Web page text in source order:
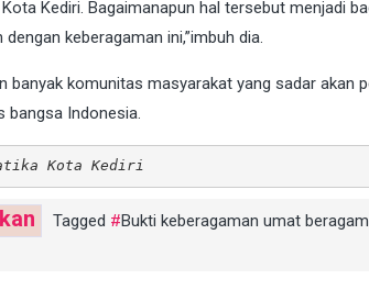
Kediri. Bagaimanapun hal tersebut menjadi
keberagaman ini,”imbuh dia.
banyak komunitas masyarakat yang sadar akan
bangsa Indonesia.
Kota Kediri
Tagged Bukti keberagaman umat